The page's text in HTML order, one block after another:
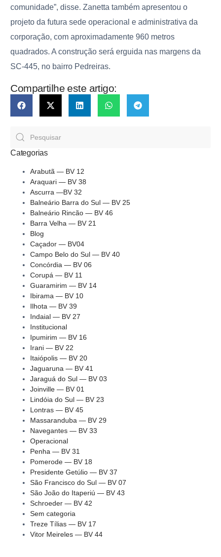
comunidade”, disse. Zanetta também apresentou o
projeto da futura sede operacional e administrativa da
corporação, com aproximadamente 960 metros
quadrados. A construção será erguida nas margens da
SC-445, no bairro Pedreiras.
Compartilhe este artigo:
Categorias
Arabutã — BV 12
Araquari — BV 38
Ascurra —BV 32
Balneário Barra do Sul — BV 25
Balneário Rincão — BV 46
Barra Velha — BV 21
Blog
Caçador — BV04
Campo Belo do Sul — BV 40
Concórdia — BV 06
Corupá — BV 11
Guaramirim — BV 14
Ibirama — BV 10
Ilhota — BV 39
Indaial — BV 27
Institucional
Ipumirim — BV 16
Irani — BV 22
Itaiópolis — BV 20
Jaguaruna — BV 41
Jaraguá do Sul — BV 03
Joinville — BV 01
Lindóia do Sul — BV 23
Lontras — BV 45
Massaranduba — BV 29
Navegantes — BV 33
Operacional
Penha — BV 31
Pomerode — BV 18
Presidente Getúlio — BV 37
São Francisco do Sul — BV 07
São João do Itaperiú — BV 43
Schroeder — BV 42
Sem categoria
Treze Tílias — BV 17
Vitor Meireles — BV 44